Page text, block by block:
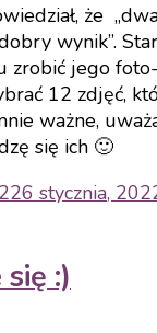
że
wynik”.
zrobić jego
12 zdjęć,
ważne,
się ich 🙂
26 stycznia,
:)